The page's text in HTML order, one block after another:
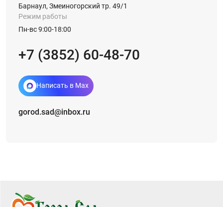
Барнаул, Змеиногорский тр. 49/1
Режим работы
Пн-вс 9:00-18:00
+7 (3852) 60-48-70
Написать в Max
gorod.sad@inbox.ru